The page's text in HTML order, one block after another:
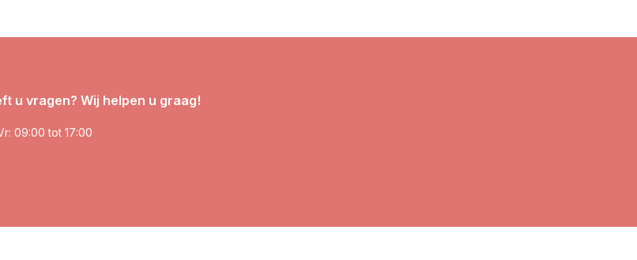
u vragen? Wij helpen u graag!
09:00 tot 17:00